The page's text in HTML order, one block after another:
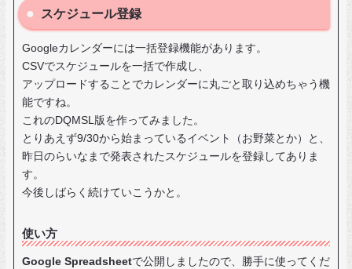
スケジュール登録
Googleカレンダーには一括登録機能があります。
CSVでスケジュールを一括で作成し、
アップロードすることでカレンダーに丸ごと取り込めちゃう機
能ですね。
これのDQMSL版を作ってみました。
とりあえず9/30から始まっているイベント（お野菜とか）と、
昨日のらいなまで発表されたスケジュールを登録してありま
す。
今後しばらく続けていこうかと。
使い方
Google Spreadsheetで公開しましたので、勝手に使ってくだ